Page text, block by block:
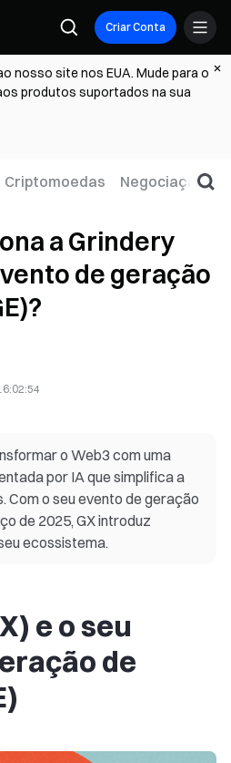
Criar Conta
nosso site nos EUA. Mude para o
produtos suportados na sua
Criptomoedas Negociação
a Grindery
de geração
o Web3 com uma
por IA que simplifica a
Com o seu evento de geração
de 2025, GX introduz
ecossistema.
e o seu
de